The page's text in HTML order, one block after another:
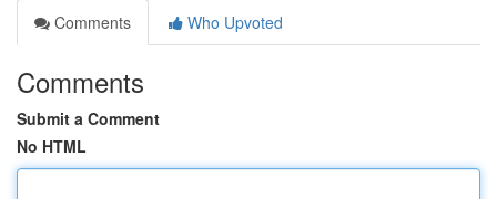
Comments
Who Upvoted
Comments
Submit a Comment
No HTML